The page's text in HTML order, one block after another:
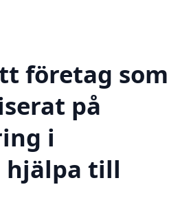
företag som
på
i
hjälpa till